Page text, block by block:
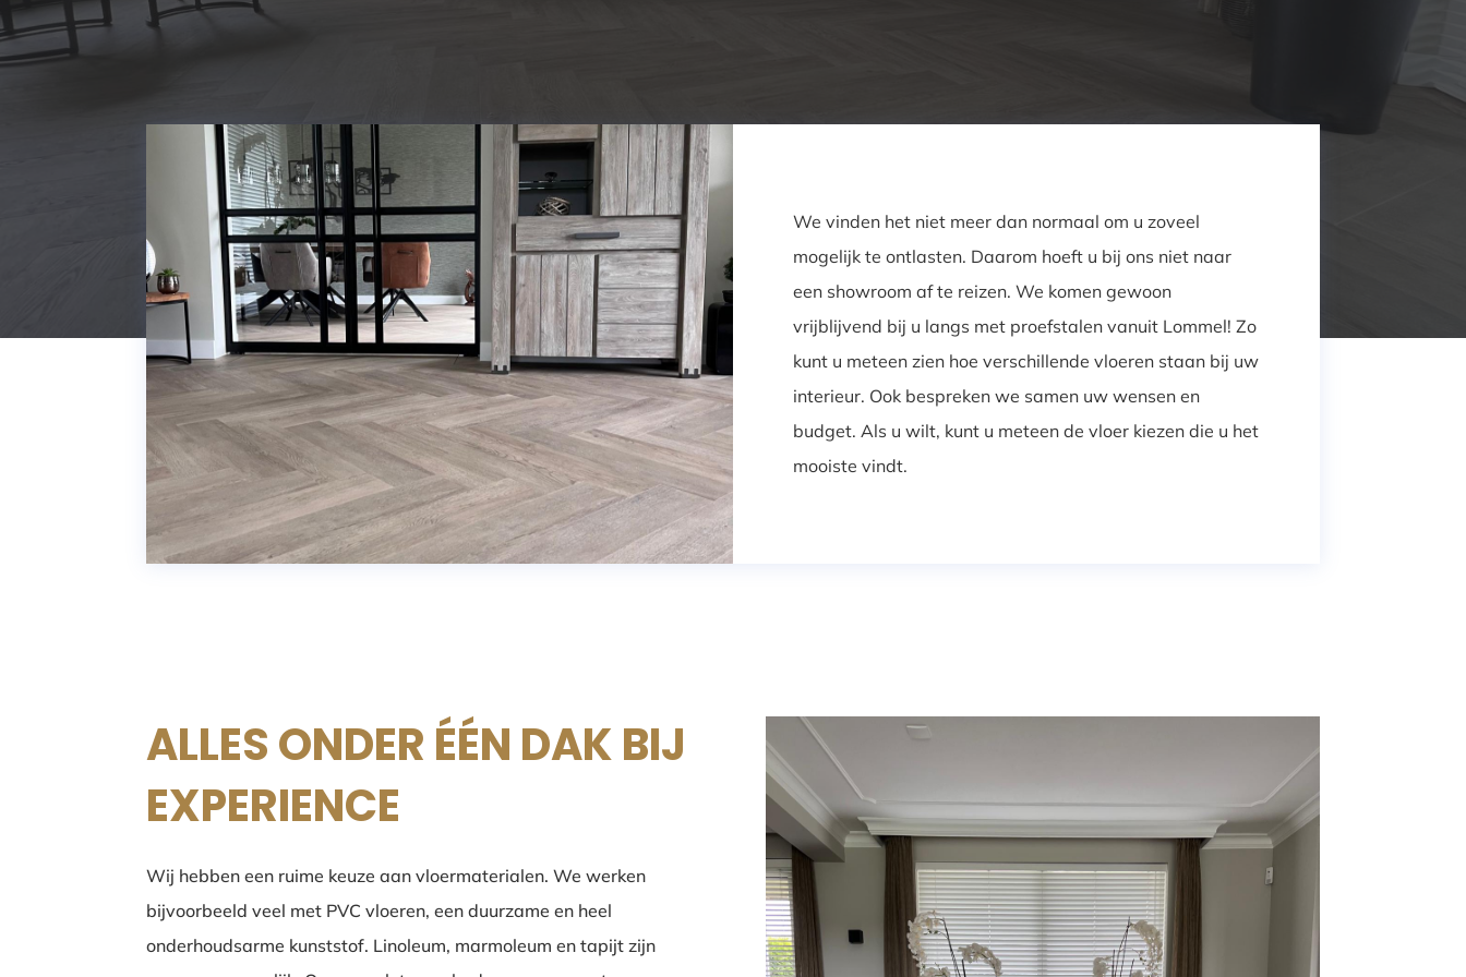
We vinden het niet meer dan normaal om u zoveel
mogelijk te ontlasten. Daarom hoeft u bij ons niet naar
een showroom af te reizen. We komen gewoon
vrijblijvend bij u langs met proefstalen vanuit Lommel! Zo
kunt u meteen zien hoe verschillende vloeren staan bij uw
interieur. Ook bespreken we samen uw wensen en
budget. Als u wilt, kunt u meteen de vloer kiezen die u het
mooiste vindt.
ALLES ONDER ÉÉN DAK BIJ
EXPERIENCE
Wij hebben een ruime keuze aan vloermaterialen. We werken
bijvoorbeeld veel met PVC vloeren, een duurzame en heel
onderhoudsarme kunststof. Linoleum, marmoleum en tapijt zijn